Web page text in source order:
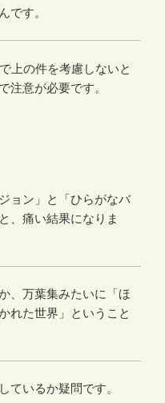
です。
上の件を考慮しないと
注意が必要です。
ョン」と「ひらがなバ
、痛い結果になりま
、万葉集みたいに「ほ
れた世界」ということ
ているか疑問です。